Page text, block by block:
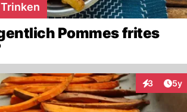
Pommes frites
3 5y